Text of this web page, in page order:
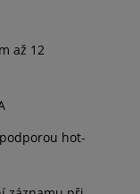
až 12
podporou hot-